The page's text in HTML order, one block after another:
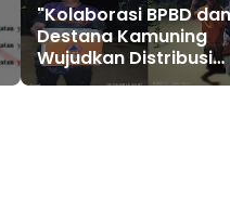
"Kolaborasi BPBD dan
Destana Kamuning
Wujudkan Distribusi
Bantuan yang Cepat